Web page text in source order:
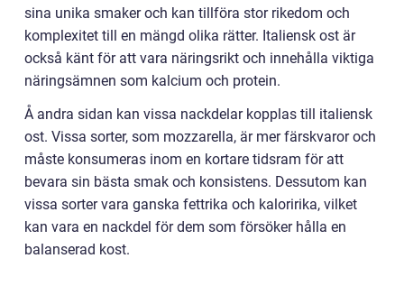
sina unika smaker och kan tillföra stor rikedom och
komplexitet till en mängd olika rätter. Italiensk ost är
också känt för att vara näringsrikt och innehålla viktiga
näringsämnen som kalcium och protein.
Å andra sidan kan vissa nackdelar kopplas till italiensk
ost. Vissa sorter, som mozzarella, är mer färskvaror och
måste konsumeras inom en kortare tidsram för att
bevara sin bästa smak och konsistens. Dessutom kan
vissa sorter vara ganska fettrika och kaloririka, vilket
kan vara en nackdel för dem som försöker hålla en
balanserad kost.